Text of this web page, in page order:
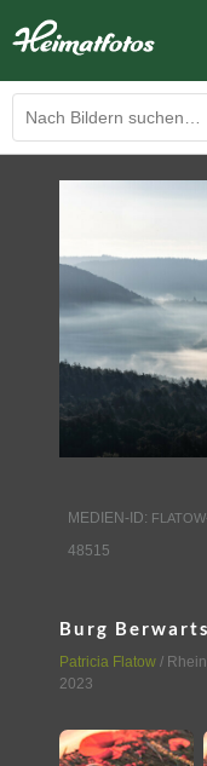
LED-
WIR
MEDIEN-ID:
48515
Burg
Patricia Flatow /
2023